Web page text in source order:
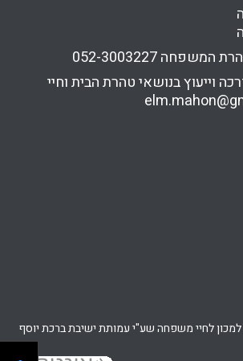
המשפחה052-3003227
וייעוץ בנושאי טהרת הבית וחיי
לחיי משפחה שע"י עמותת ישיבת ברכת יוסף